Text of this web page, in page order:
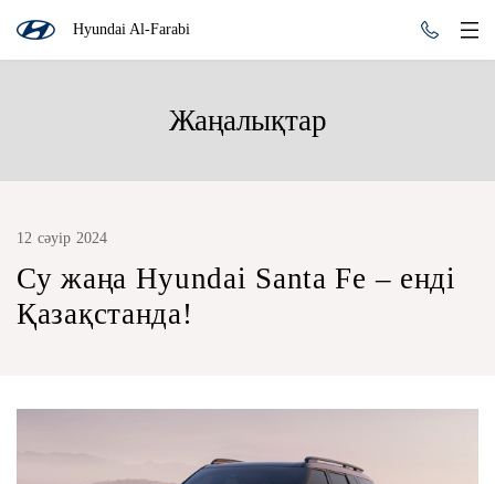
Hyundai Al-Farabi
Жаңалықтар
12 сәуір 2024
Су жаңа Hyundai Santa Fe – енді
Қазақстанда!